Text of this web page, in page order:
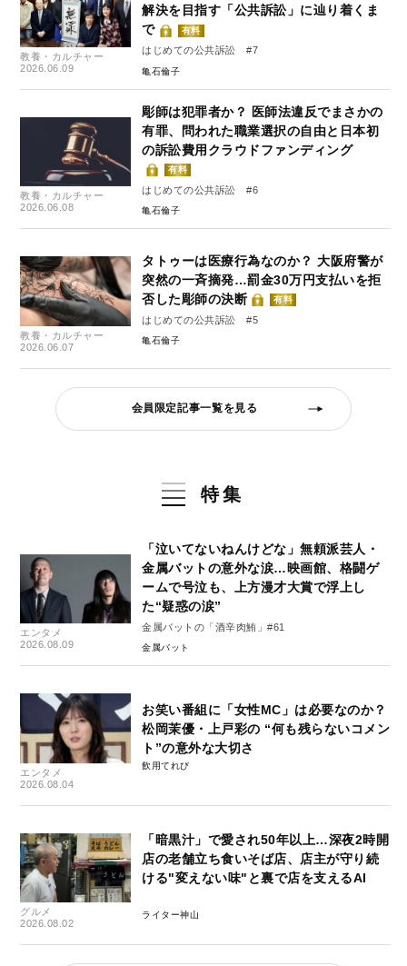
教養・カルチャー
2026.06.09
解決を目指す「公共訴訟」に辿り着くま
で
有料
はじめての公共訴訟 #7
亀石倫子
教養・カルチャー
2026.06.08
彫師は犯罪者か？ 医師法違反でまさかの
有罪、問われた職業選択の自由と日本初
の訴訟費用クラウドファンディング
有料
はじめての公共訴訟 #6
亀石倫子
教養・カルチャー
2026.06.07
タトゥーは医療行為なのか？ 大阪府警が
突然の一斉摘発…罰金30万円支払いを拒
否した彫師の決断
有料
はじめての公共訴訟 #5
亀石倫子
会員限定記事一覧を見る
特集
エンタメ
2026.08.09
「泣いてないねんけどな」無頼派芸人・
金属バットの意外な涙…映画館、格闘ゲ
ームで号泣も、上方漫才大賞で浮上し
た“疑惑の涙”
金属バットの「酒辛肉鮪」#61
金属バット
エンタメ
2026.08.04
お笑い番組に「女性MC」は必要なのか？
松岡茉優・上戸彩の “何も残らないコメン
ト”の意外な大切さ
飲用てれび
グルメ
2026.08.02
「暗黒汁」で愛され50年以上…深夜2時開
店の老舗立ち食いそば店、店主が守り続
ける"変えない味"と裏で店を支えるAI
ライター神山